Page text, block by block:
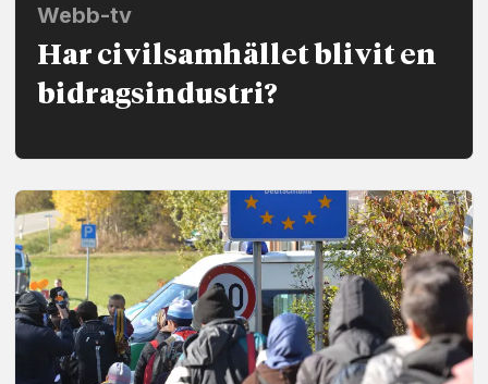
Webb-tv
Har civilsamhället blivit en
bidrags­industri?